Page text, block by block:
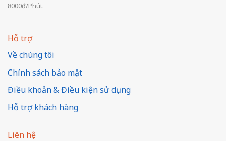
8000đ/Phút.
Hỗ trợ
Về chúng tôi
Chính sách bảo mật
Điều khoản & Điều kiện sử dụng
Hỗ trợ khách hàng
Liên hệ